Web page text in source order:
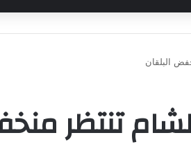
البلقان
تنتظر